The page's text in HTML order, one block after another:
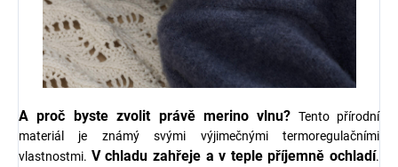
A proč byste zvolit právě merino vlnu? Tento přírodní
materiál je známý svými výjimečnými termoregulačními
vlastnostmi. V chladu zahřeje a v teple příjemně ochladí.